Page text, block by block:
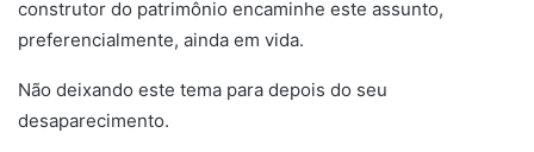
construtor do patrimônio encaminhe este assunto,
preferencialmente, ainda em vida.
Não deixando este tema para depois do seu
desaparecimento.